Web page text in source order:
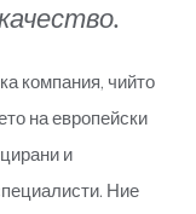
компания, чийто
на европейски
и
Ние